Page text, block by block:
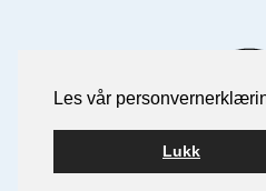
Les vår
Lukk